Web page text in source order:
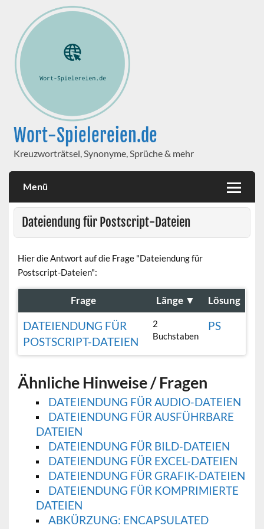
Wort-Spielereien.de
Kreuzworträtsel, Synonyme, Sprüche & mehr
Menü
Dateiendung für Postscript-Dateien
Hier die Antwort auf die Frage "Dateiendung für
Postscript-Dateien":
Frage Länge ▼ Lösung
DATEIENDUNG FÜR
POSTSCRIPT-DATEIEN
2
Buchstaben
PS
Ähnliche Hinweise / Fragen
DATEIENDUNG FÜR AUDIO-DATEIEN
DATEIENDUNG FÜR AUSFÜHRBARE
DATEIEN
DATEIENDUNG FÜR BILD-DATEIEN
DATEIENDUNG FÜR EXCEL-DATEIEN
DATEIENDUNG FÜR GRAFIK-DATEIEN
DATEIENDUNG FÜR KOMPRIMIERTE
DATEIEN
ABKÜRZUNG: ENCAPSULATED